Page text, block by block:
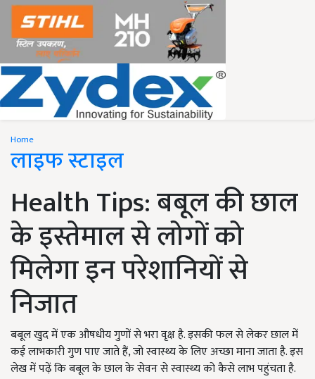
Home
लाइफ स्टाइल
Health Tips: बबूल की छाल
के इस्तेमाल से लोगों को
मिलेगा इन परेशानियों से
निजात
बबूल खुद में एक औषधीय गुणों से भरा वृक्ष है. इसकी फल से लेकर छाल में
कई लाभकारी गुण पाए जाते हैं, जो स्वास्थ्य के लिए अच्छा माना जाता है. इस
लेख में पढ़ें कि बबूल के छाल के सेवन से स्वास्थ्य को कैसे लाभ पहुंचता है.